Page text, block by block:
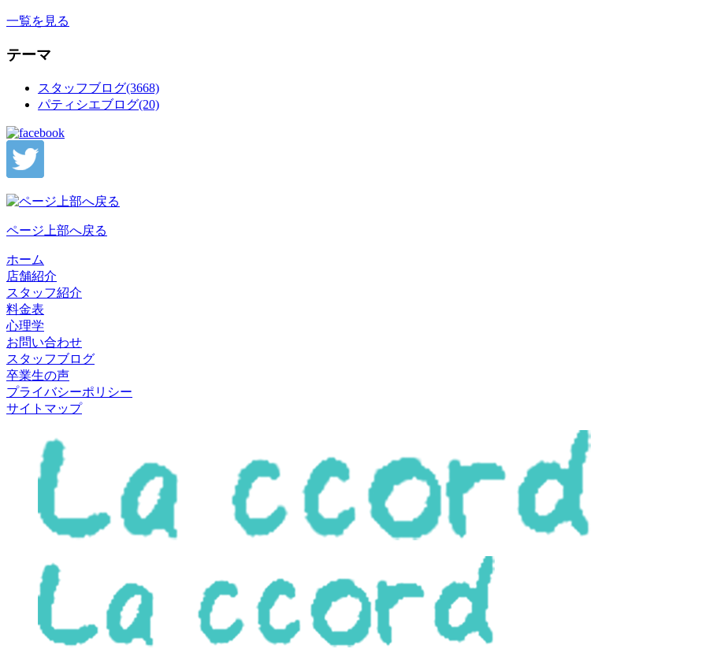
一覧を見る
テーマ
スタッフブログ(3668)
パティシエブログ(20)
ページ上部へ戻る
ホーム
店舗紹介
スタッフ紹介
料金表
心理学
お問い合わせ
スタッフブログ
卒業生の声
プライバシーポリシー
サイトマップ